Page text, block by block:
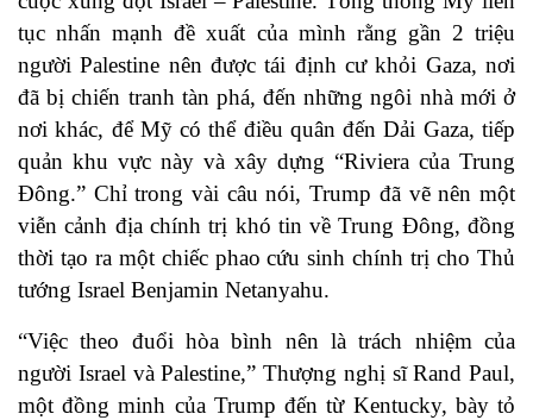
tục nhấn mạnh đề xuất của mình rằng gần 2 triệu
người Palestine nên được tái định cư khỏi Gaza, nơi
đã bị chiến tranh tàn phá, đến những ngôi nhà mới ở
nơi khác, để Mỹ có thể điều quân đến Dải Gaza, tiếp
quản khu vực này và xây dựng “Riviera của Trung
Đông.” Chỉ trong vài câu nói, Trump đã vẽ nên một
viễn cảnh địa chính trị khó tin về Trung Đông, đồng
thời tạo ra một chiếc phao cứu sinh chính trị cho Thủ
tướng Israel Benjamin Netanyahu.
“Việc theo đuổi hòa bình nên là trách nhiệm của
người Israel và Palestine,” Thượng nghị sĩ Rand Paul,
một đồng minh của Trump đến từ Kentucky, bày tỏ